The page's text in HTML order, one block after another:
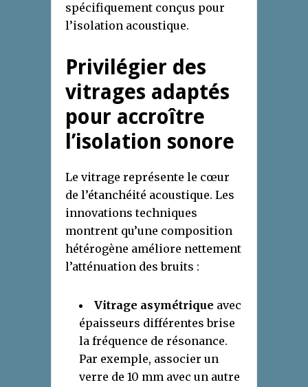
spécifiquement conçus pour
l’isolation acoustique.
Privilégier des
vitrages adaptés
pour accroître
l’isolation sonore
Le vitrage représente le cœur
de l’étanchéité acoustique. Les
innovations techniques
montrent qu’une composition
hétérogène améliore nettement
l’atténuation des bruits :
Vitrage asymétrique avec
épaisseurs différentes brise
la fréquence de résonance.
Par exemple, associer un
verre de 10 mm avec un autre